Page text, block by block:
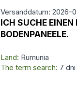
Versanddatum: 2026-
ICH SUCHE EINEN
BODENPANEELE.
Land: Rumunia
The term search: 7 dni